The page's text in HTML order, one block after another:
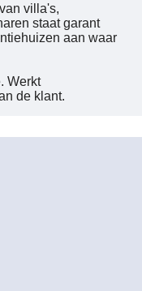
villa's,
staat garant
aan waar
Werkt
de klant.